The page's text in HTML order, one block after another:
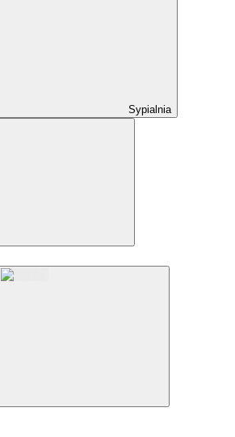
Sypialnia